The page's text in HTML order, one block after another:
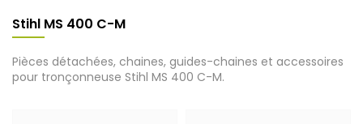
Stihl MS 400 C-M
Pièces détachées, chaines, guides-chaines et accessoires
pour tronçonneuse Stihl MS 400 C-M.